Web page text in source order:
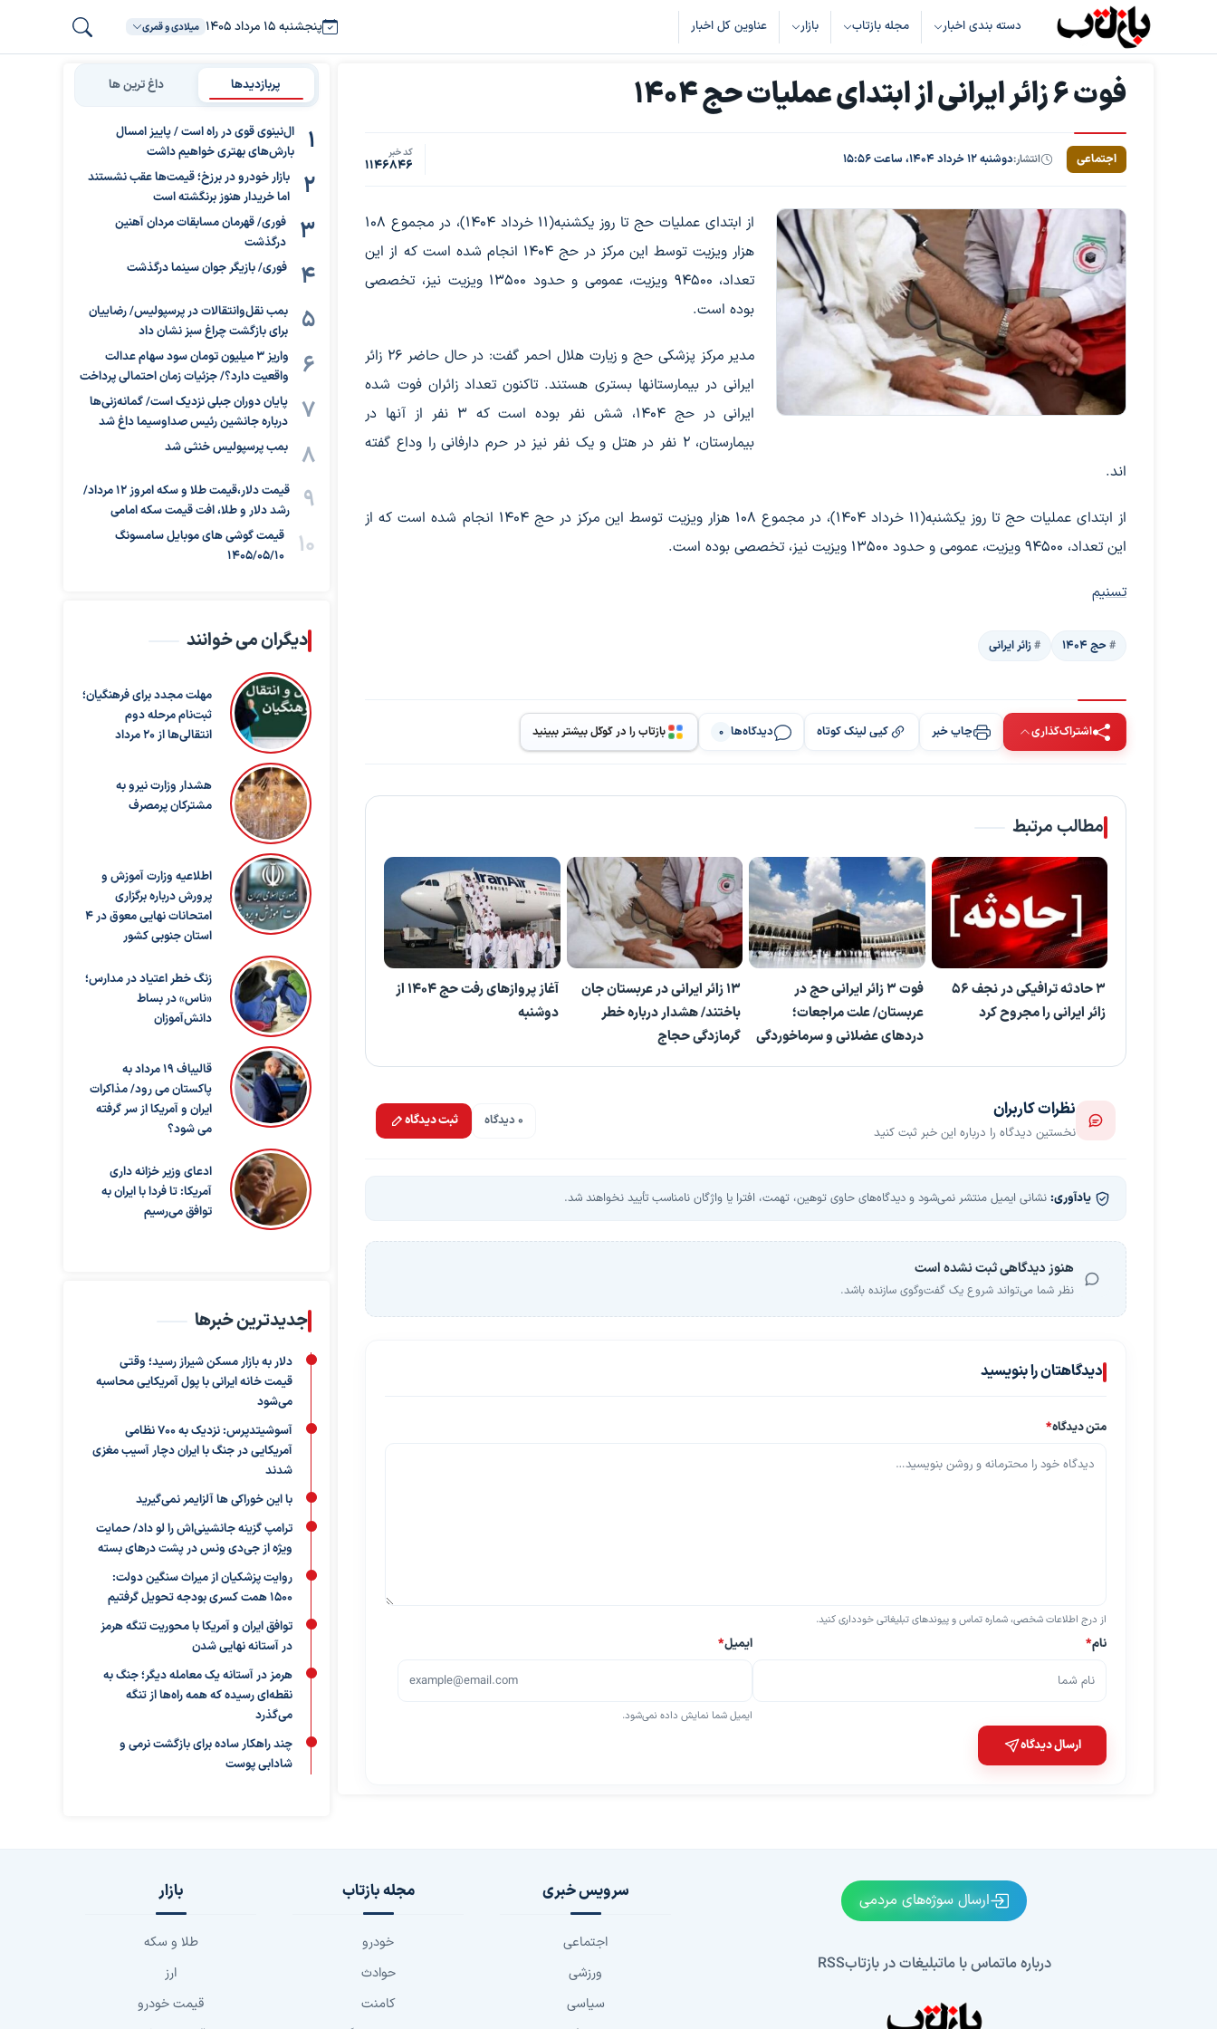
دسته بندی اخبار مجله بازتاب بازار عناوین کل اخبار پنجشنبه ۱۵ مرداد ۱۴۰۵ میلادی و قمری
فوت ۶ زائر ایرانی از ابتدای عملیات حج ۱۴۰۴
اجتماعی انتشار:دوشنبه ۱۲ خرداد ۱۴۰۴، ساعت ۱۵:۵۶ کد خبر
1146846
از ابتدای عملیات حج تا روز یکشنبه(۱۱ خرداد ۱۴۰۴)، در مجموع ۱۰۸
هزار ویزیت توسط این مرکز در حج ۱۴۰۴ انجام شده است که از این
تعداد، ۹۴۵۰۰ ویزیت، عمومی و حدود ۱۳۵۰۰ ویزیت نیز، تخصصی
بوده است.
مدیر مرکز پزشکی حج و زیارت هلال احمر گفت: در حال حاضر ۲۶ زائر
ایرانی در بیمارستانها بستری هستند. تاکنون تعداد زائران فوت شده
ایرانی در حج ۱۴۰۴، شش نفر بوده است که ۳ نفر از آنها در
بیمارستان، ۲ نفر در هتل و یک نفر نیز در حرم دارفانی را وداع گفته
اند.
از ابتدای عملیات حج تا روز یکشنبه(۱۱ خرداد ۱۴۰۴)، در مجموع ۱۰۸ هزار ویزیت توسط این مرکز در حج ۱۴۰۴ انجام شده است که از
این تعداد، ۹۴۵۰۰ ویزیت، عمومی و حدود ۱۳۵۰۰ ویزیت نیز، تخصصی بوده است.
تسنیم
حج ۱۴۰۴ زائر ایرانی
اشتراک‌گذاری چاپ خبر کپی لینک کوتاه دیدگاه‌ها 0 بازتاب را در گوگل بیشتر ببینید
مطالب مرتبط
۳ حادثه ترافیکی در نجف ۵۶
زائر ایرانی را مجروح کرد
فوت ۳ زائر ایرانی حج در
عربستان/ علت مراجعات؛
دردهای عضلانی و سرماخوردگی
۱۳ زائر ایرانی در عربستان جان
باختند/ هشدار درباره خطر
گرمازدگی حجاج
آغاز پروازهای رفت حج ۱۴۰۴ از
دوشنبه
نظرات کاربران
نخستین دیدگاه را درباره این خبر ثبت کنید
0 دیدگاه ثبت دیدگاه
یادآوری: نشانی ایمیل منتشر نمی‌شود و دیدگاه‌های حاوی توهین، تهمت، افترا یا واژگان نامناسب تأیید نخواهند شد.
هنوز دیدگاهی ثبت نشده است
نظر شما می‌تواند شروع یک گفت‌وگوی سازنده باشد.
دیدگاهتان را بنویسید
متن دیدگاه*
از درج اطلاعات شخصی، شماره تماس و پیوندهای تبلیغاتی خودداری کنید.
نام* ایمیل*
ایمیل شما نمایش داده نمی‌شود.
ارسال دیدگاه
پربازدیدها داغ ترین ها
ال‌نینوی قوی در راه است / پاییز امسال
بارش‌های بهتری خواهیم داشت
بازار خودرو در برزخ؛ قیمت‌ها عقب نشستند
اما خریدار هنوز برنگشته است
فوری/ قهرمان مسابقات مردان آهنین
درگذشت
فوری/ بازیگر جوان سینما درگذشت
بمب نقل‌وانتقالات در پرسپولیس/ رضاییان
برای بازگشت چراغ سبز نشان داد
واریز ۳ میلیون تومان سود سهام عدالت
واقعیت دارد؟/ جزئیات زمان احتمالی پرداخت
پایان دوران جبلی نزدیک است/ گمانه‌زنی‌ها
درباره جانشین رئیس صداوسیما داغ شد
بمب پرسپولیس خنثی شد
قیمت دلار،قیمت طلا و سکه امروز ۱۲ مرداد/
رشد دلار و طلا، افت قیمت سکه امامی
قیمت گوشی های موبایل سامسونگ
1405/05/10
دیگران می خوانند
مهلت مجدد برای فرهنگیان؛
ثبت‌نام مرحله دوم
انتقالی‌ها از ۲۰ مرداد
هشدار وزارت نیرو به
مشترکان پرمصرف
اطلاعیه وزارت آموزش و
پرورش درباره برگزاری
امتحانات نهایی معوق در ۴
استان جنوبی کشور
زنگ خطر اعتیاد در مدارس؛
«ناس» در بساط
دانش‌آموزان
قالیباف ۱۹ مرداد به
پاکستان می رود/ مذاکرات
ایران و آمریکا از سر گرفته
می شود؟
ادعای وزیر خزانه داری
آمریکا: تا فردا با ایران به
توافق می‌رسیم
جدیدترین خبرها
دلار به بازار مسکن شیراز رسید؛ وقتی
قیمت خانه ایرانی با پول آمریکایی محاسبه
می‌شود
آسوشیتدپرس: نزدیک به ۷۰۰ نظامی
آمریکایی در جنگ با ایران دچار آسیب مغزی
شدند
با این خوراکی ها آلزایمر نمی‌گیرید
ترامپ گزینه جانشینی‌اش را لو داد/ حمایت
ویژه از جی‌دی ونس در پشت درهای بسته
روایت پزشکیان از میراث سنگین دولت:
۱۵۰۰ همت کسری بودجه تحویل گرفتیم
توافق ایران و آمریکا با محوریت تنگه هرمز
در آستانه نهایی شدن
هرمز در آستانه یک معامله دیگر؛ جنگ به
نقطه‌ای رسیده که همه راه‌ها از تنگه
می‌گذرد
چند راهکار ساده برای بازگشت نرمی و
شادابی پوست
ارسال سوژه‌های مردمی
درباره ماتماس با ماتبلیغات در بازتابRSS
سرویس خبری
اجتماعی
ورزشی
سیاسی
مجله بازتاب
خودرو
حوادث
کامنت
بازار
طلا و سکه
ارز
قیمت خودرو